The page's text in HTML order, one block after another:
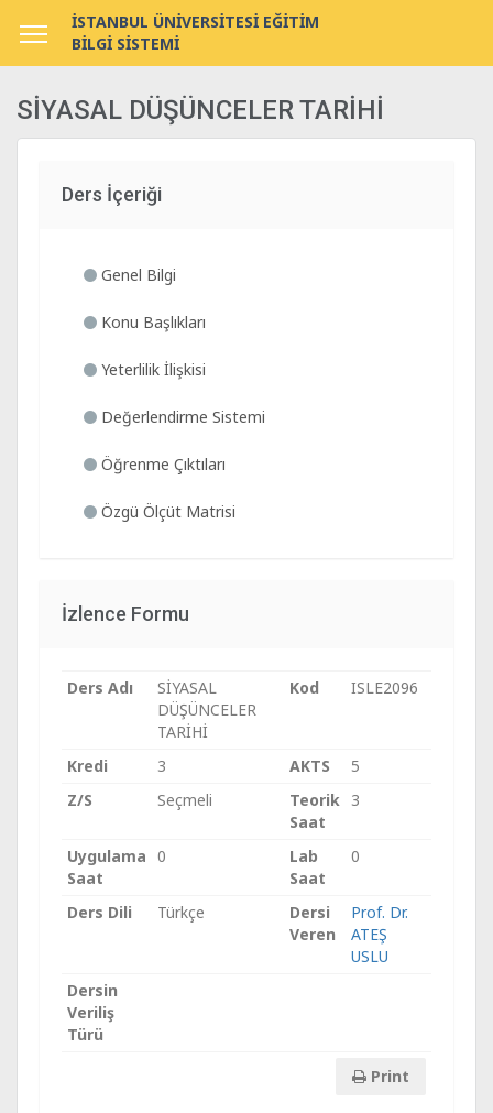
İSTANBUL ÜNİVERSİTESİ EĞİTİM
BİLGİ SİSTEMİ
SİYASAL DÜŞÜNCELER TARİHİ
Ders İçeriği
Genel Bilgi
Konu Başlıkları
Yeterlilik İlişkisi
Değerlendirme Sistemi
Öğrenme Çıktıları
Özgü Ölçüt Matrisi
İzlence Formu
Ders Adı
SİYASAL
DÜŞÜNCELER
TARİHİ
Kod ISLE2096
Kredi 3 AKTS
5
Z/S
Seçmeli
Teorik
Saat
3
Uygulama
Saat
0
Lab
Saat
0
Ders Dili Türkçe
Dersi
Veren
Prof. Dr.
ATEŞ
USLU
Dersin
Veriliş
Türü
Print